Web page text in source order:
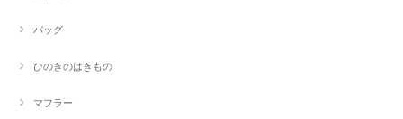
バッグ
ひのきのはきもの
マフラー